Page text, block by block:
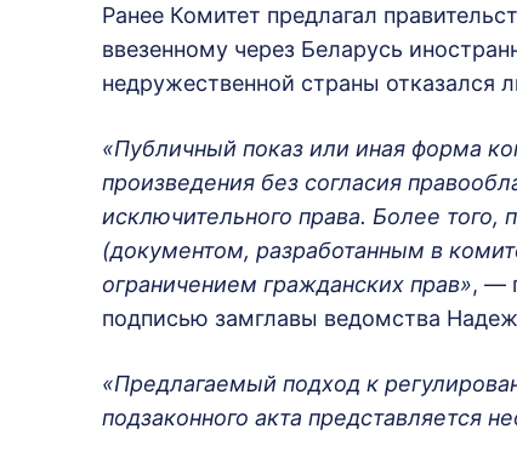
Ранее Комитет предлагал
ввезенному через Беларусь
недружественной страны отказался
«Публичный показ или иная форма
произведения без согласия
исключительного права. Более того,
(документом, разработанным в
ограничением гражданских прав», —
подписью замглавы ведомства
«Предлагаемый подход к
подзаконного акта представляется